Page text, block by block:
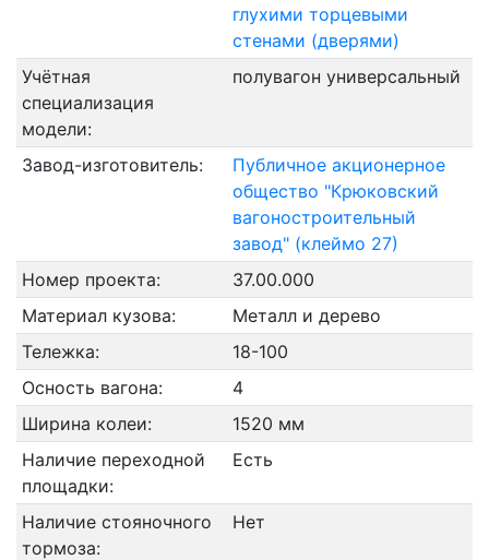
глухими торцевыми
стенами (дверями)
Учётная
специализация
модели:
полувагон универсальный
Завод-изготовитель:
Публичное акционерное
общество "Крюковский
вагоностроительный
завод" (клеймо 27)
Номер проекта:
37.00.000
Материал кузова:
Металл и дерево
Тележка:
18-100
Осность вагона:
4
Ширина колеи:
1520 мм
Наличие переходной
площадки:
Есть
Наличие стояночного
тормоза:
Нет